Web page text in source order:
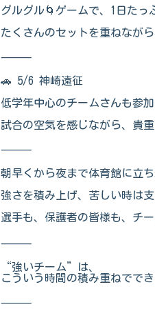
グルグル🌀ゲームで、1日たっ
たくさんのセットを重ねなが
⸻
🚗 5/6 神崎遠征
低学年中心のチームさんも参
試合の空気を感じながら、貴
⸻
朝早くから夜まで体育館に立ち
強さを積み上げ、苦しい時は
選手も、保護者の皆様も、チ
⸻
“強いチーム”は、
こういう時間の積み重ねでで
⸻